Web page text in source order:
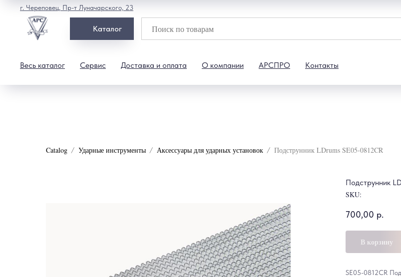
Каталог
Весь каталог Сервис Доставка и оплата О компании АРСПРО Контакты
г. Череповец, Пр-т Луначарского, 23
Catalog Ударные инструменты Аксессуары для ударных установок Подструнник LDrums SE05-0812CR
Подструнник
SKU:
700,00 р.
В корзину
SE05-0812CR